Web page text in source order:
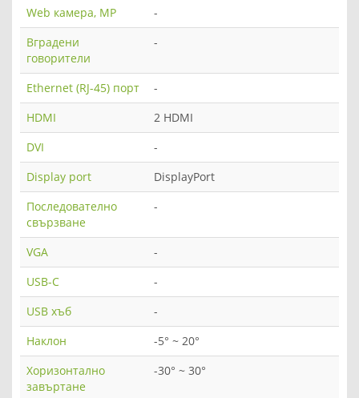
Web камера, MP
-
Вградени
говорители
-
Ethernet (RJ-45) порт
-
HDMI
2 HDMI
DVI
-
Display port
DisplayPort
Последователно
свързване
-
VGA
-
USB-C
-
USB хъб
-
Наклон
-5° ~ 20°
Хоризонтално
завъртане
-30° ~ 30°